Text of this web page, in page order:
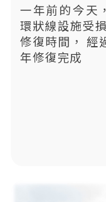
一年前的今天
環狀線設施受
修復時間， 經
年修復完成